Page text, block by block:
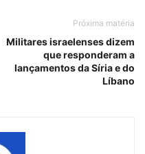
Próxima matéria
Militares israelenses dizem
que responderam a
lançamentos da Síria e do
Líbano